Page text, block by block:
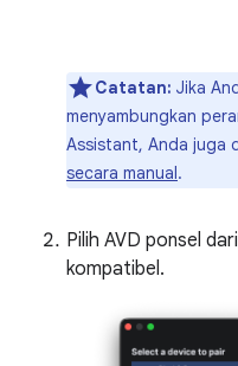
Catatan: Jika
menyambungkan
Assistant, Anda juga
secara manual.
Pilih AVD ponsel
kompatibel.